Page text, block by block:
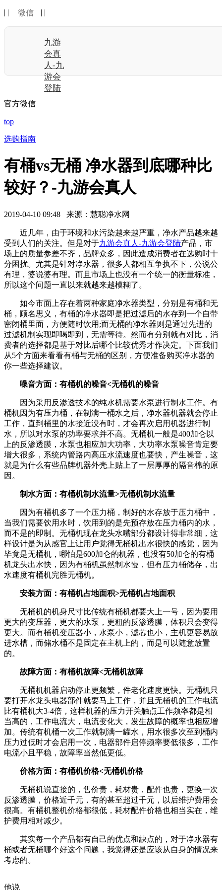
| | 微信 | |
九游
会真
人-九
游会
登陆
官方微信
top
选购指南
有桶vs无桶 净水器到底哪种比
较好？-九游会真人
2019-04-10 09:48 来源：慧聪净水网
近几年，由于环境和水污染越来越严重，净水产品越来越
受到人们的关注。但是对于九游会真人-九游会登陆产品，市
场上的质量参差不齐，品牌众多，因此造成消费者在选购时十
分困扰。尤其是针对净水器，很多人都相互争执不下，公说公
有理，婆说婆有理。而且市场上也没有一个统一的衡量标准，
所以这个问题一直以来就越来越模糊了。
如今市面上存在着两种家庭净水器类型，分别是有桶和无
桶，顾名思义，有桶的净水器即是把过滤后的水存到一个自带
密闭桶里面，方便随时饮用;而无桶的净水器则是通过先进的
过滤机制实现即喝即到，无需等待。然而有分别就有对比，消
费者的选择都是基于对比后哪个比较优秀才作决定。下面我们
从5个方面来看看有桶与无桶的区别，方便准备购买净水器的
你一些选择建议。
噪音方面：有桶机的噪音<无桶机的噪音
因为采用反渗透技术的纯水机需要水泵进行制水工作。有
桶机因为有压力桶，在制满一桶水之后，净水器机器就会停止
工作，直到桶里的水接近没有时，才会再次启用机器进行制
水，所以对水泵的功率要求并不高。无桶机一般是400加仑以
上的反渗透膜，水泵也相应加大功率，大功率水泵噪音肯定要
增大很多，系统内管路内高压水流速度也要快，产生噪音，这
就是为什么有些品牌机器外壳上贴上了一层厚厚的隔音棉的原
因。
制水方面：有桶机制水流量>无桶机制水流量
因为有桶机多了一个压力桶，制好的水存放于压力桶中，
当我们需要饮用水时，饮用到的是先预存放在压力桶内的水，
而不是的即制。无桶机现在龙头水嘴部分都设计得非常细，这
样设计是为从感官上让用户觉得无桶机出水很快的感觉，因为
毕竟是无桶机，哪怕是600加仑的机器，也没有50加仑的有桶
机龙头出水快，因为有桶机虽然制水慢，但有压力桶储存，出
水速度有桶机完胜无桶机。
安装方面：有桶机占地面积>无桶机占地面积
无桶机的机身尺寸比传统有桶机都要大上一号，因为要用
更大的变压器，更大的水泵，更粗的反渗透膜，体积只会变得
更大。而有桶机变压器小，水泵小，滤芯也小，主机更容易放
进水槽，而储水桶不是固定在主机上的，而是可以随意放置
的。
故障方面：有桶机故障<无桶机故障
无桶机机器启动停止更频繁，件老化速度更快。无桶机只
要打开水龙头电器部件就要马上工作，并且无桶机的工作电流
比有桶机大3-4倍，这样机器的压力开关触点工作频率都是相
当高的，工作电流大，电流变化大，发生故障的概率也相应增
加。传统有机桶一次工作就制满一罐水，用水很多次至到桶内
压力过低时才会启用一次，电器部件启停频率要低很多，工作
电流小且平稳，故障率当然低更低。
价格方面：有桶机价格<无桶机价格
无桶机说直接的，售价贵，耗材贵，配件也贵，更换一次
反渗透膜，价格近千元，有的甚至超过千元，以后维护费用会
很高。有桶机整机价格都很低，耗材配件价格也相当实在，维
护费用相对减少。
其实每一个产品都有自己的优点和缺点的，对于净水器有
桶或者无桶哪个好这个问题，我觉得还是应该从自身的情况来
考虑的。
他说